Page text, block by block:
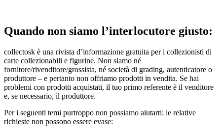
Quando non siamo l’interlocutore giusto:
collectosk è una rivista d’informazione gratuita per i collezionisti di
carte collezionabili e figurine. Non siamo né
fornitore/rivenditore/grossista, né società di grading, autenticatore o
produttore – e pertanto non offriamo prodotti in vendita. Se hai
problemi con prodotti acquistati, il tuo primo referente è il venditore
e, se necessario, il produttore.
Per i seguenti temi purtroppo non possiamo aiutarti; le relative
richieste non possono essere evase: